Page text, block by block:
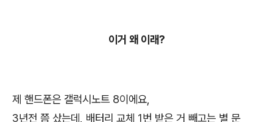
이거 왜 이래?
제 핸드폰은 갤럭시노트 8이에요,
3년전 쯤 샀는데, 배터리 교체 1번 받은 거 빼고는 별 문